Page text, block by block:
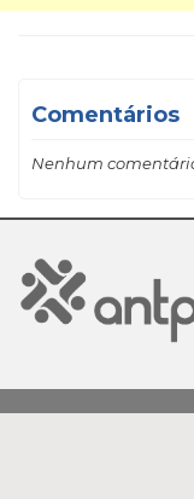
Comentários
Nenhum